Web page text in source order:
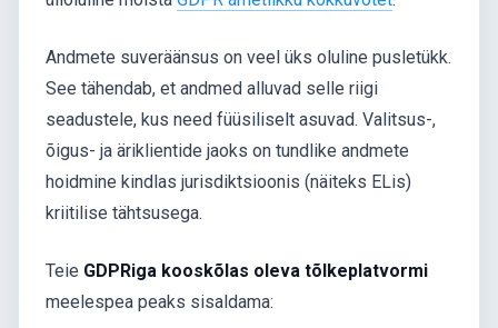
Andmete suveräänsus on veel üks oluline pusletükk.
See tähendab, et andmed alluvad selle riigi
seadustele, kus need füüsiliselt asuvad. Valitsus-,
õigus- ja äriklientide jaoks on tundlike andmete
hoidmine kindlas jurisdiktsioonis (näiteks ELis)
kriitilise tähtsusega.
Teie GDPRiga kooskõlas oleva tõlkeplatvormi
meelespea peaks sisaldama: